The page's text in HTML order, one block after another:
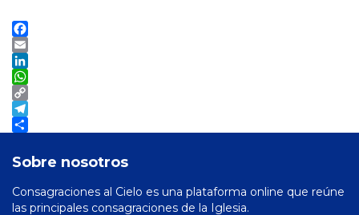
Facebook
Email
LinkedIn
WhatsApp
Copy
Link
Telegram
Sobre nosotros
Consagraciones al Cielo es una plataforma online que reúne
las principales consagraciones de la Iglesia.